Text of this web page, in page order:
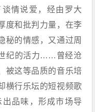
情说爱，经由罗大
度和批判力量，在李
秘的情感，又通过周
纪的活力……曾经沧
被这等品质的音乐培
横行乐坛的短视频歌
品味，形成市场导